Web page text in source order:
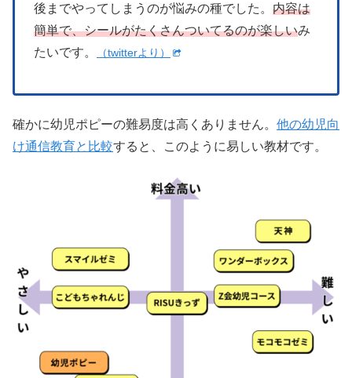
後までやってしまうのが悩みの種でした。 内容は
簡単で、シールがたくさんついてるのが楽しいみ
たいです。
（twitterより）
確かに幼児ポピーの難易度は高くありません。 他の幼児向
け通信教育と比較すると、このように易しい教材です。